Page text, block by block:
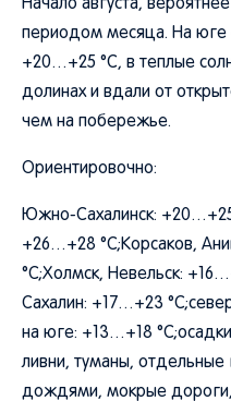
Начало августа,
периодом месяца. На
+20…+25 °C, в теплые
долинах и вдали от
чем на побережье.
Ориентировочно:
Южно-Сахалинск:
+26…+28 °C;Корсаков,
°C;Холмск, Невельск:
Сахалин: +17…+23
на юге: +13…+18
ливни, туманы, отдельные
дождями, мокрые дороги,